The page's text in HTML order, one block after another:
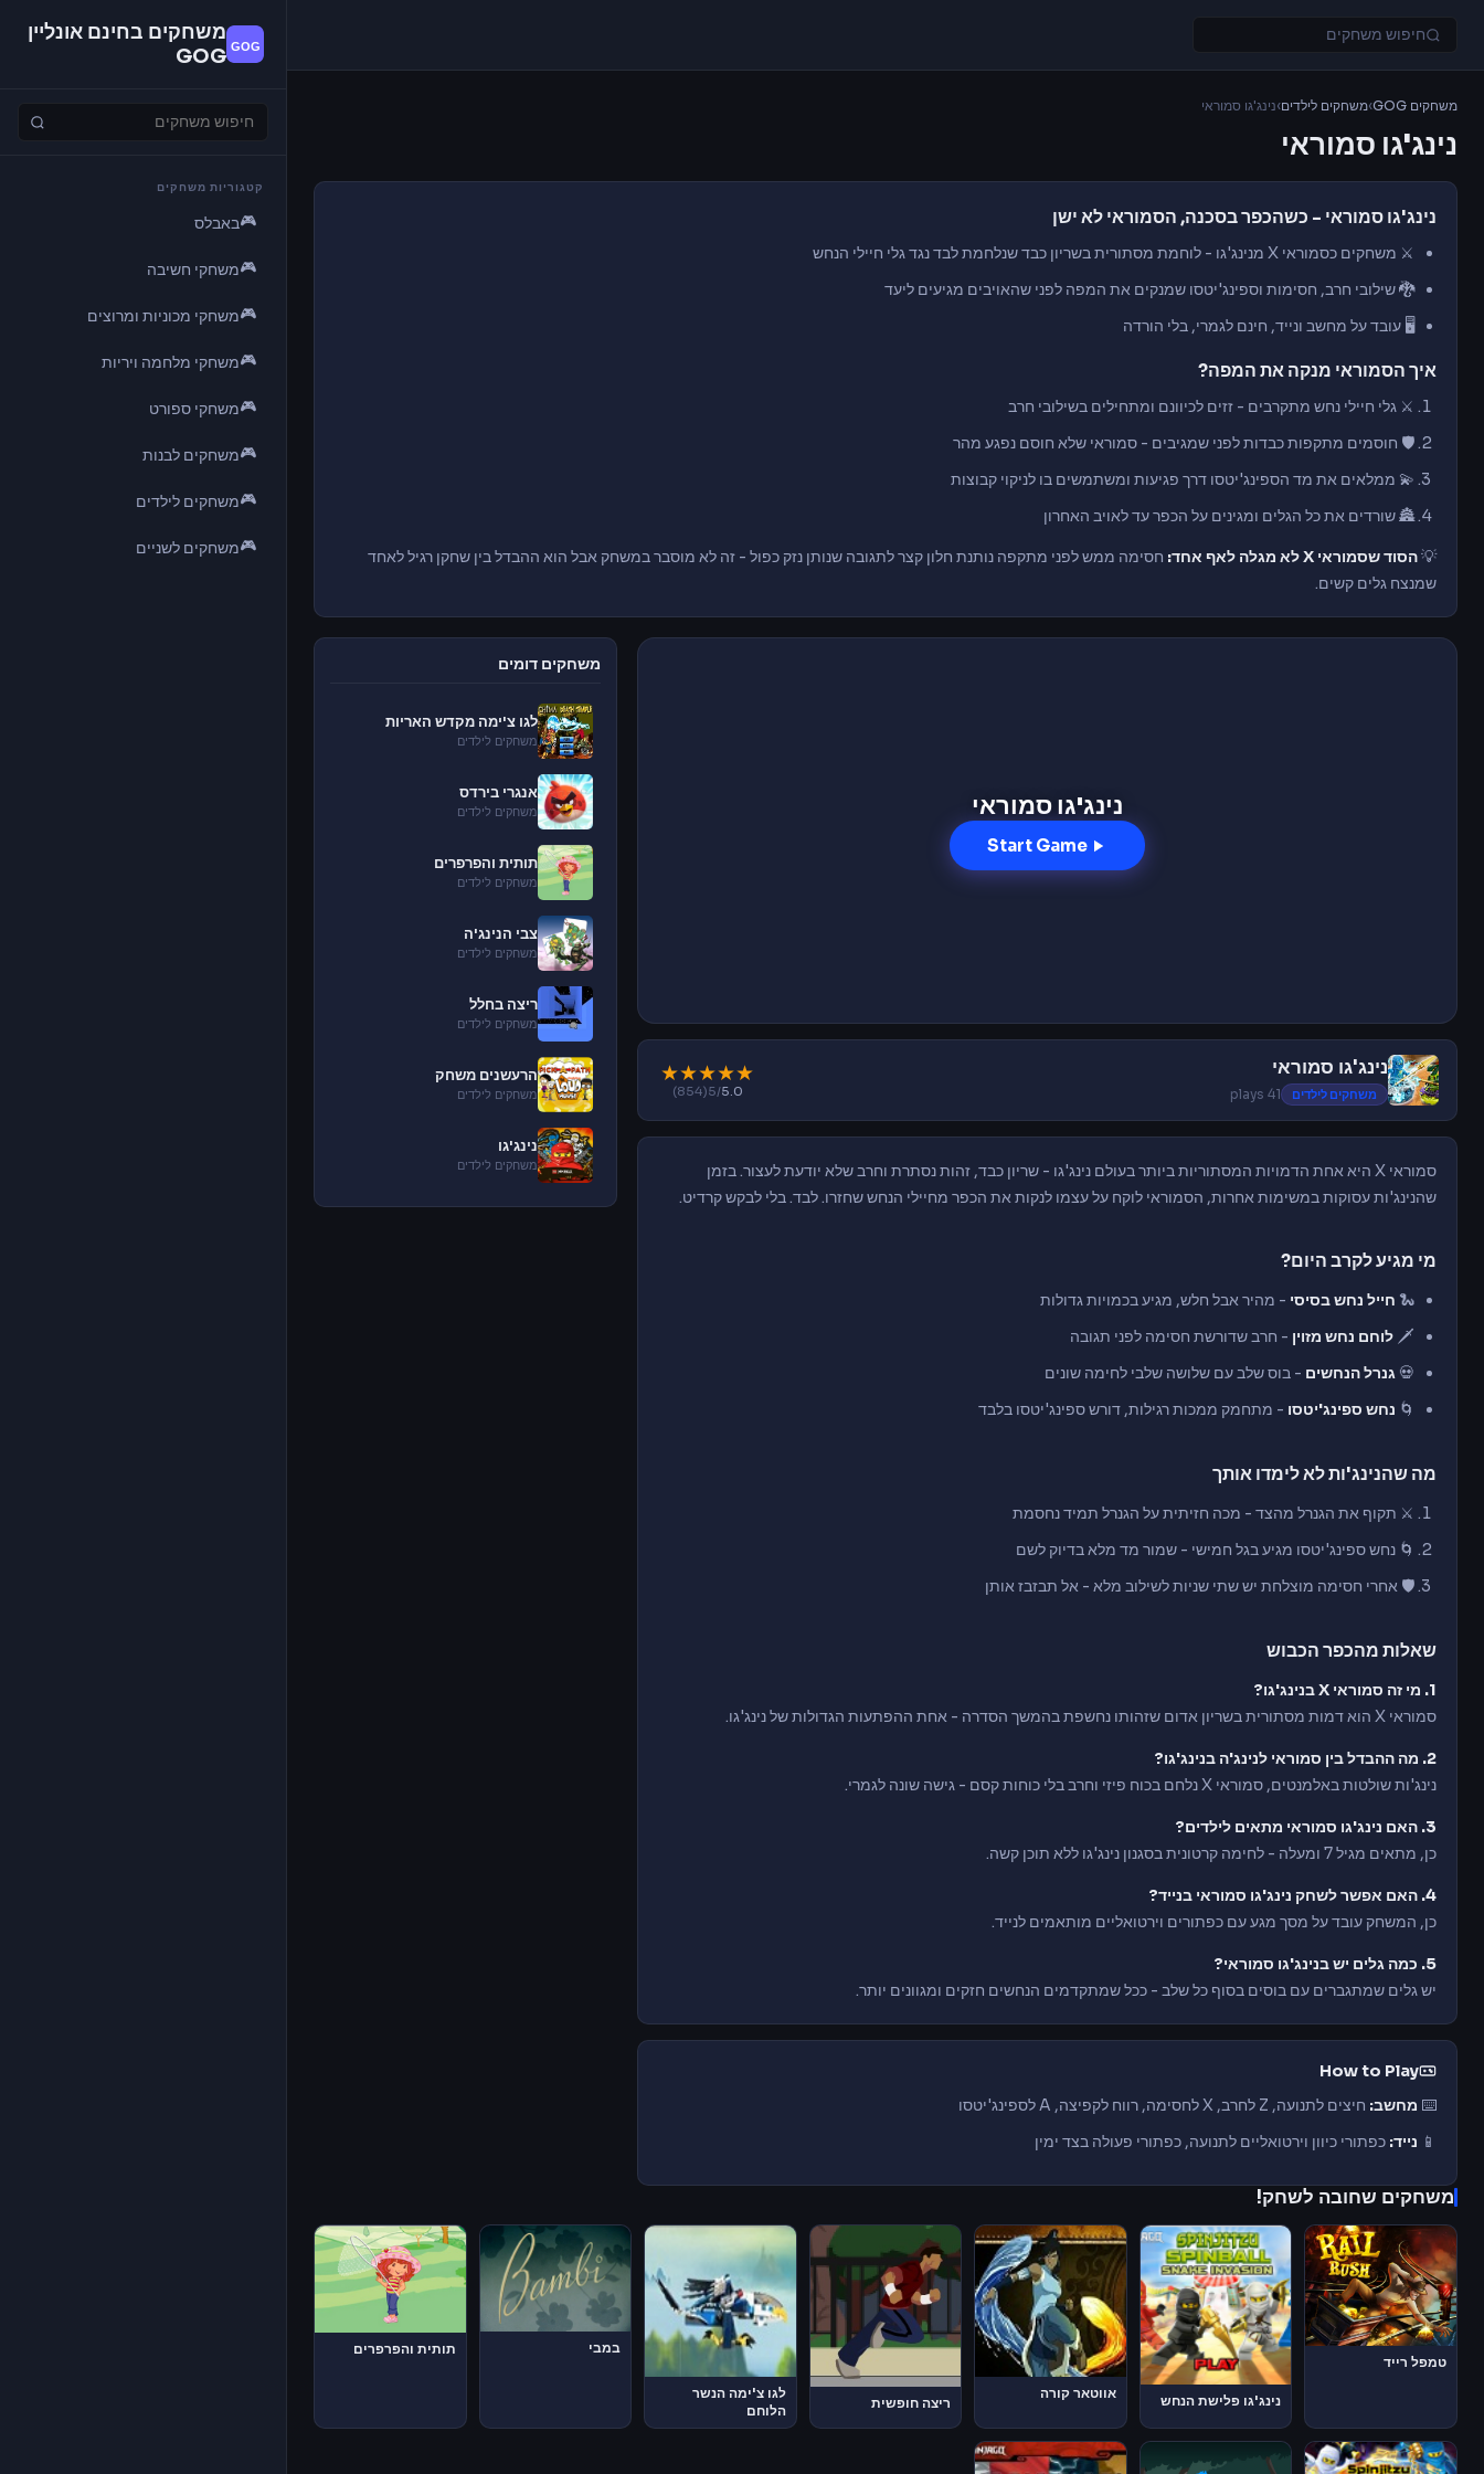
משחקים בחינם אונליין
GOG
קטגוריות משחקים
🎮באבלס
🎮משחקי חשיבה
🎮משחקי מכוניות ומרוצים
🎮משחקי מלחמה ויריות
🎮משחקי ספורט
🎮משחקים לבנות
🎮משחקים לילדים
🎮משחקים לשניים
משחקים GOG ›משחקים לילדים›נינג'גו סמוראי
נינג'גו סמוראי
נינג'גו סמוראי - כשהכפר בסכנה, הסמוראי לא ישן
⚔️ משחקים כסמוראי X מנינג'גו - לוחמת מסתורית בשריון כבד שנלחמת לבד נגד גלי חיילי הנחש
🐉 שילובי חרב, חסימות וספינג'יטסו שמנקים את המפה לפני שהאויבים מגיעים ליעד
🖥️ עובד על מחשב ונייד, חינם לגמרי, בלי הורדה
איך הסמוראי מנקה את המפה?
⚔️ גלי חיילי נחש מתקרבים - זזים לכיוונם ומתחילים בשילובי חרב
🛡️ חוסמים מתקפות כבדות לפני שמגיבים - סמוראי שלא חוסם נפגע מהר
💫 ממלאים את מד הספינג'יטסו דרך פגיעות ומשתמשים בו לניקוי קבוצות
🏯 שורדים את כל הגלים ומגינים על הכפר עד לאויב האחרון
💡הסוד שסמוראי X לא מגלה לאף אחד:
חסימה ממש לפני מתקפה נותנת חלון קצר לתגובה שנותן נזק כפול - זה לא מוסבר במשחק אבל הוא ההבדל בין שחקן רגיל לאחד
שמנצח גלים קשים.
נינג'גו סמוראי
Start Game
נינג'גו סמוראי
משחקים לילדים 41 plays
★
★
★
★
★
5.0
/5
(854)
סמוראי X היא אחת הדמויות המסתוריות ביותר בעולם נינג'גו - שריון כבד, זהות נסתרת וחרב שלא יודעת לעצור. בזמן
שהנינג'ות עסוקות במשימות אחרות, הסמוראי לוקח על עצמו לנקות את הכפר מחיילי הנחש שחזרו. לבד. בלי לבקש קרדיט.
מי מגיע לקרב היום?
🐍 חייל נחש בסיסי - מהיר אבל חלש, מגיע בכמויות גדולות
🗡️ לוחם נחש מזוין - חרב שדורשת חסימה לפני תגובה
💀 גנרל הנחשים - בוס שלב עם שלושה שלבי לחימה שונים
🌀 נחש ספינג'יטסו - מתחמק ממכות רגילות, דורש ספינג'יטסו בלבד
מה שהנינג'ות לא לימדו אותך
⚔️ תקוף את הגנרל מהצד - מכה חזיתית על הגנרל תמיד נחסמת
🌀 נחש ספינג'יטסו מגיע בגל חמישי - שמור מד מלא בדיוק לשם
🛡️ אחרי חסימה מוצלחת יש שתי שניות לשילוב מלא - אל תבזבז אותן
שאלות מהכפר הכבוש
1. מי זה סמוראי X בנינג'גו?
סמוראי X הוא דמות מסתורית בשריון אדום שזהותו נחשפת בהמשך הסדרה - אחת ההפתעות הגדולות של נינג'גו.
2. מה ההבדל בין סמוראי לנינג'ה בנינג'גו?
נינג'ות שולטות באלמנטים, סמוראי X נלחם בכוח פיזי וחרב בלי כוחות קסם - גישה שונה לגמרי.
3. האם נינג'גו סמוראי מתאים לילדים?
כן, מתאים מגיל 7 ומעלה - לחימה קרטונית בסגנון נינג'גו ללא תוכן קשה.
4. האם אפשר לשחק נינג'גו סמוראי בנייד?
כן, המשחק עובד על מסך מגע עם כפתורים וירטואליים מותאמים לנייד.
5. כמה גלים יש בנינג'גו סמוראי?
יש גלים שמתגברים עם בוסים בסוף כל שלב - ככל שמתקדמים הנחשים חזקים ומגוונים יותר.
How to Play
⌨️ מחשב: חיצים לתנועה, Z לחרב, X לחסימה, רווח לקפיצה, A לספינג'יטסו
📱 נייד: כפתורי כיוון וירטואליים לתנועה, כפתורי פעולה בצד ימין
משחקים דומים
לגו צ'ימה מקדש האריות
משחקים לילדים
אנגרי בירדס
משחקים לילדים
תותית והפרפרים
משחקים לילדים
צבי הנינג'ה
משחקים לילדים
ריצה בחלל
משחקים לילדים
הרעשנים משחק
משחקים לילדים
נינג'גו
משחקים לילדים
משחקים שחובה לשחק!
טמפל רייד
נינג'גו פלישת הנחש אווטאר קורה
ריצה חופשית
לגו צ'ימה הנשר
הלוחם
במבי תותית והפרפרים